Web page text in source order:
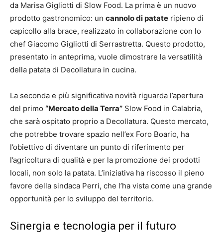
da Marisa Gigliotti di Slow Food. La prima è un nuovo
prodotto gastronomico: un cannolo di patate ripieno di
capicollo alla brace, realizzato in collaborazione con lo
chef Giacomo Gigliotti di Serrastretta. Questo prodotto,
presentato in anteprima, vuole dimostrare la versatilità
della patata di Decollatura in cucina.
La seconda e più significativa novità riguarda l’apertura
del primo “Mercato della Terra” Slow Food in Calabria,
che sarà ospitato proprio a Decollatura. Questo mercato,
che potrebbe trovare spazio nell’ex Foro Boario, ha
l’obiettivo di diventare un punto di riferimento per
l’agricoltura di qualità e per la promozione dei prodotti
locali, non solo la patata. L’iniziativa ha riscosso il pieno
favore della sindaca Perri, che l’ha vista come una grande
opportunità per lo sviluppo del territorio.
Sinergia e tecnologia per il futuro